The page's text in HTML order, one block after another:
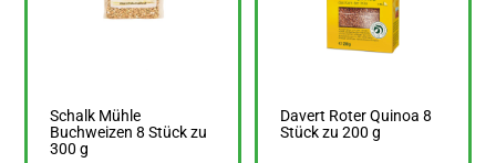
Schalk Mühle
Buchweizen 8 Stück zu
300 g
Davert Roter Quinoa 8
Stück zu 200 g